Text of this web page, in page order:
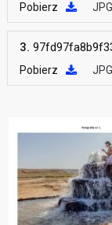
Pobierz
3.
Pobierz